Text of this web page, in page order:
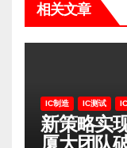
相关文章
IC制造 IC测试
新策略实